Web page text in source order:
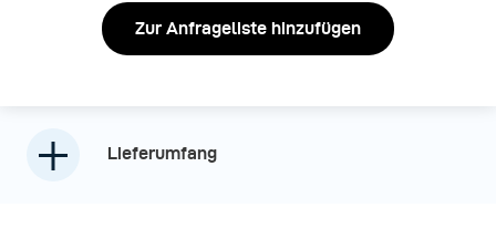
Zur Anfrageliste hinzufügen
Lieferumfang